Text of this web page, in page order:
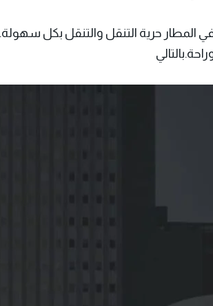
المطار حرية التنقل والتنقل بكل